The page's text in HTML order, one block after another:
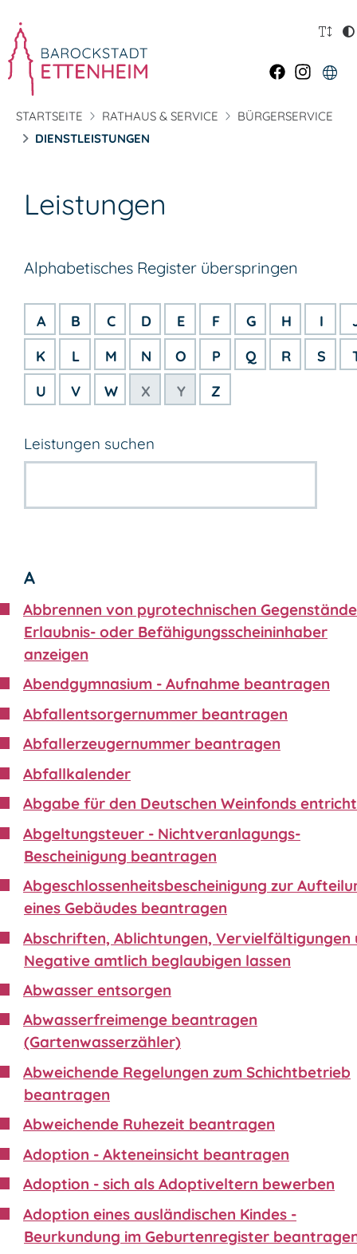
STARTSEITE RATHAUS & SERVICE
BÜRGERSERVICE
DIENSTLEISTUNGEN
Leistungen
Alphabetisches Register überspringen
A B C D E F G H I
K
L M N O P Q R S
U
V W X Y Z
Leistungen suchen
A
Abbrennen von pyrotechnischen
Erlaubnis- oder Befähigungsscheininhaber
anzeigen
Abendgymnasium - Aufnahme beantragen
Abfallentsorgernummer beantragen
Abfallerzeugernummer beantragen
Abfallkalender
Abgabe für den Deutschen Weinfonds
Abgeltungsteuer - Nichtveranlagungs-
Bescheinigung beantragen
Abgeschlossenheitsbescheinigung zur
eines Gebäudes beantragen
Abschriften, Ablichtungen, Vervielfältigungen
Negative amtlich beglaubigen lassen
Abwasser entsorgen
Abwasserfreimenge beantragen
(Gartenwasserzähler)
Abweichende Regelungen zum Schichtbetrieb
beantragen
Abweichende Ruhezeit beantragen
Adoption - Akteneinsicht beantragen
Adoption - sich als Adoptiveltern bewerben
Adoption eines ausländischen Kindes -
Beurkundung im Geburtenregister